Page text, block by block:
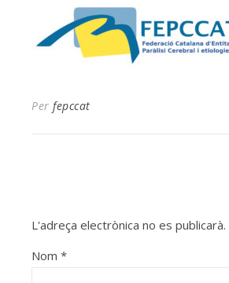
Per fepccat
L'adreça electrònica no es publicarà.
Nom *